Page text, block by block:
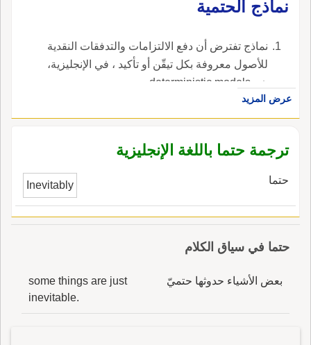
نماذج الحتمية
نماذج تفترض أن دفع الالتزامات والتدفقات النقدية
للأصول معروفة بكل تيقّن أو تأكيد ، في الإنجليزية،
هي deterministic models.
عرض المزيد
ترجمة حتما باللغة الإنجليزية
حتما Inevitably
حتما في سياق الكلام
بعض الأشياء حدوثها حتميّ
some things are just
inevitable.